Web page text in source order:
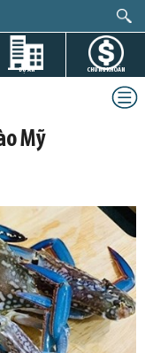
DỰ ÁN CHỨNG KHOÁN
Mỹ